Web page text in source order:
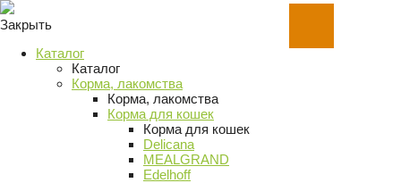
Закрыть
Каталог
Каталог
Корма, лакомства
Корма, лакомства
Корма для кошек
Корма для кошек
Delicana
MEALGRAND
Edelhoff